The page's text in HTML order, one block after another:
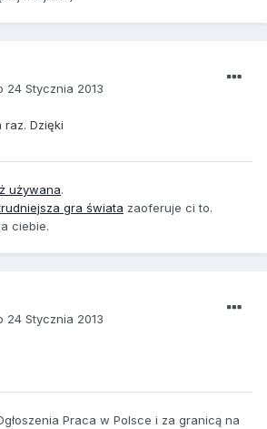
24 Stycznia 2013
raz. Dzięki
używana.
gra świata zaoferuje ci to.
ciebie.
24 Stycznia 2013
Praca w Polsce i za granicą na